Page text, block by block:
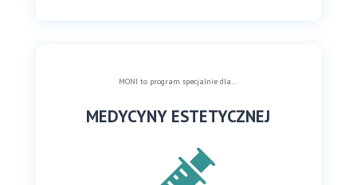
MONI to program specjalnie dla…
MEDYCYNY ESTETYCZNEJ